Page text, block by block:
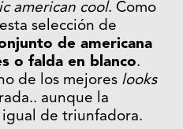
american cool. Como
selección de
de americana
o falda en blanco.
de los mejores looks
aunque la
de triunfadora.